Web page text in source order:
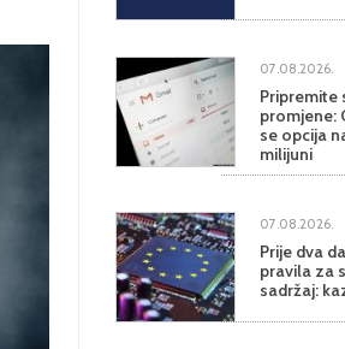
07.08.2026.
Pripremite
promjene:
se opcija
milijuni
07.08.2026.
Prije dva
pravila za
sadržaj: